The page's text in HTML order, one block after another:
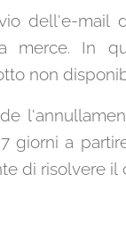
dell'e-mail
merce. In
non
giorni a
di risolvere il